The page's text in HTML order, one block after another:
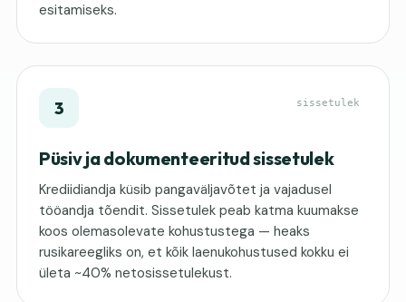
esitamiseks.
sissetulek
3
Püsiv ja dokumenteeritud sissetulek
Krediidiandja küsib pangaväljavõtet ja vajadusel
tööandja tõendit. Sissetulek peab katma kuumakse
koos olemasolevate kohustustega — heaks
rusikareegliks on, et kõik laenukohustused kokku ei
ületa ~40% netosissetulekust.